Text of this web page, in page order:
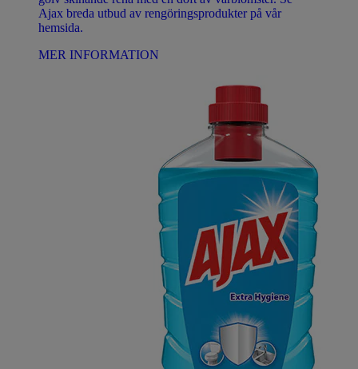
Ajax breda utbud av rengöringsprodukter på vår
hemsida.
MER INFORMATION